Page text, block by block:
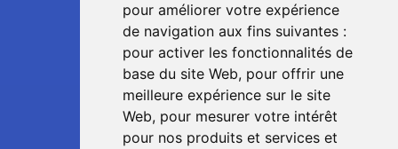
pour améliorer votre expérience
de navigation aux fins suivantes :
pour activer les fonctionnalités de
base du site Web, pour offrir une
meilleure expérience sur le site
Web, pour mesurer votre intérêt
pour nos produits et services et